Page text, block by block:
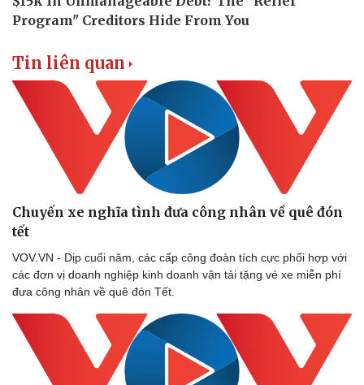
Tin liên quan
Chuyến xe nghĩa tình đưa công nhân về quê đón
tết
VOV.VN - Dịp cuối năm, các cấp công đoàn tích cực phối hợp với
các đơn vị doanh nghiệp kinh doanh vận tải tặng vé xe miễn phí
đưa công nhân về quê đón Tết.